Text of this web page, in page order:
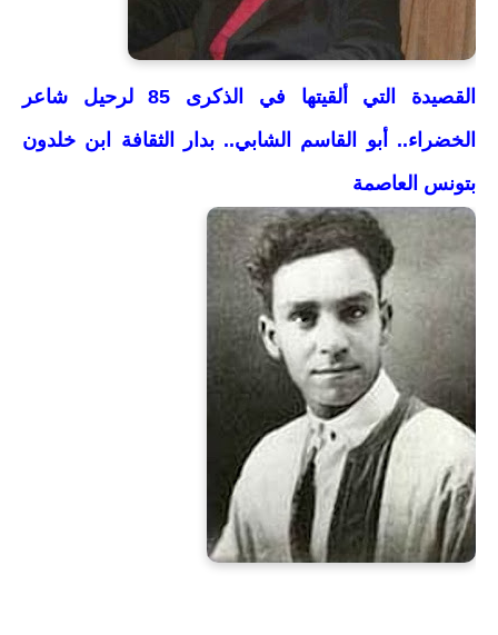
القصيدة التي ألقيتها في الذكرى 85 لرحيل شاعر
الخضراء.. أبو القاسم الشابي.. بدار الثقافة ابن خلدون
بتونس العاصمة